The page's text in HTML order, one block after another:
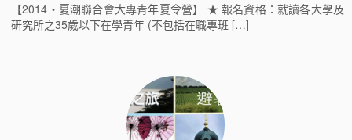
【2014・夏潮聯合會大專青年夏令營】 ★ 報名資格：就讀各大學及
研究所之35歲以下在學青年 (不包括在職專班 […]